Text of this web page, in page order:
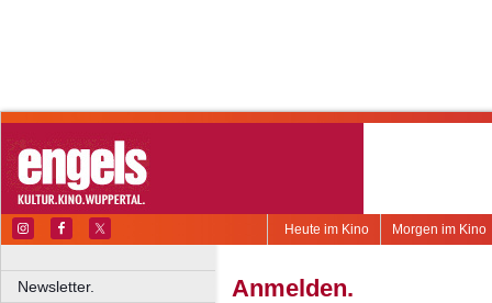
Morgen im Kino
Heute im Kino
Newsletter.
Anmelden.